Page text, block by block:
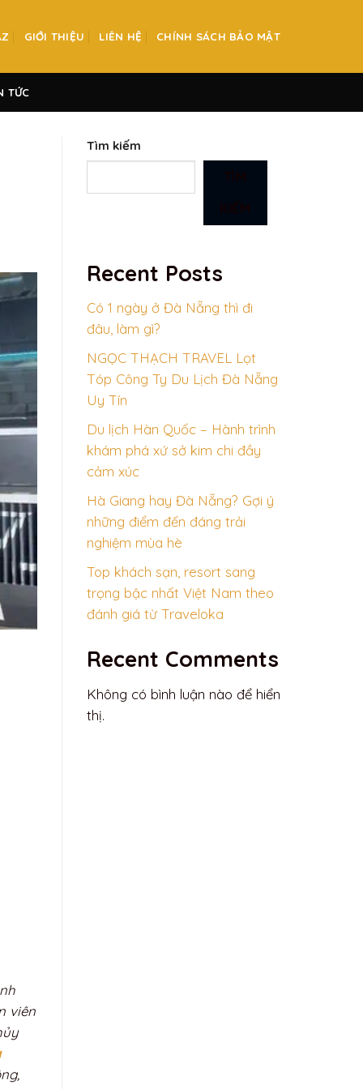
GIỚI THIỆU LIÊN HỆ CHÍNH SÁCH BẢO MẬT
TỨC
viên
Tìm kiếm
Recent Posts
Có 1 ngày ở Đà Nẵng thì đi
đâu, làm gì?
NGỌC THẠCH TRAVEL Lọt
Tóp Công Ty Du Lịch Đà Nẵng
Uy Tín
Du lịch Hàn Quốc – Hành trình
khám phá xứ sở kim chi đầy
cảm xúc
Hà Giang hay Đà Nẵng? Gợi ý
những điểm đến đáng trải
nghiệm mùa hè
Top khách sạn, resort sang
trọng bậc nhất Việt Nam theo
đánh giá từ Traveloka
Recent Comments
Không có bình luận nào để hiển
thị.